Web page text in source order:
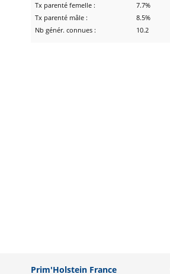
Tx parenté femelle : 7.7%
Tx parenté mâle :
8.5%
Nb génér. connues :
10.2
Prim'Holstein France